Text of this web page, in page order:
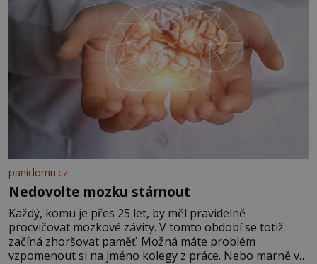
panidomu.cz
Nedovolte mozku stárnout
Každý, komu je přes 25 let, by měl pravidelně
procvičovat mozkové závity. V tomto období se totiž
začíná zhoršovat paměť. Možná máte problém
vzpomenout si na jméno kolegy z práce. Nebo marně v